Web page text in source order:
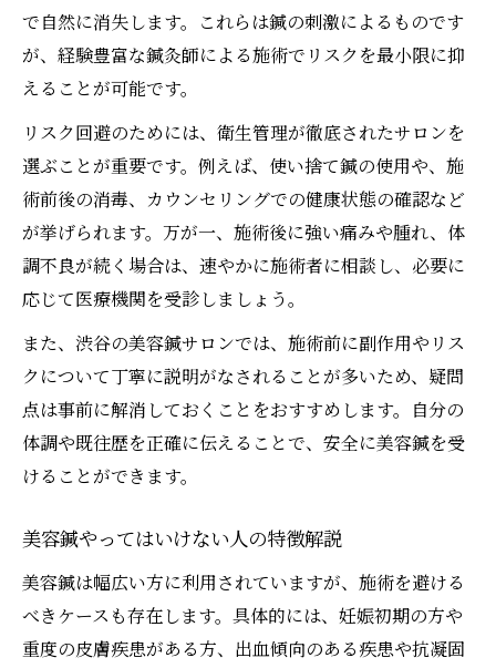
で自然に消失します。これらは鍼の刺激によるものです
が、経験豊富な鍼灸師による施術でリスクを最小限に抑
えることが可能です。
リスク回避のためには、衛生管理が徹底されたサロンを
選ぶことが重要です。例えば、使い捨て鍼の使用や、施
術前後の消毒、カウンセリングでの健康状態の確認など
が挙げられます。万が一、施術後に強い痛みや腫れ、体
調不良が続く場合は、速やかに施術者に相談し、必要に
応じて医療機関を受診しましょう。
また、渋谷の美容鍼サロンでは、施術前に副作用やリス
クについて丁寧に説明がなされることが多いため、疑問
点は事前に解消しておくことをおすすめします。自分の
体調や既往歴を正確に伝えることで、安全に美容鍼を受
けることができます。
美容鍼やってはいけない人の特徴解説
美容鍼は幅広い方に利用されていますが、施術を避ける
べきケースも存在します。具体的には、妊娠初期の方や
重度の皮膚疾患がある方、出血傾向のある疾患や抗凝固